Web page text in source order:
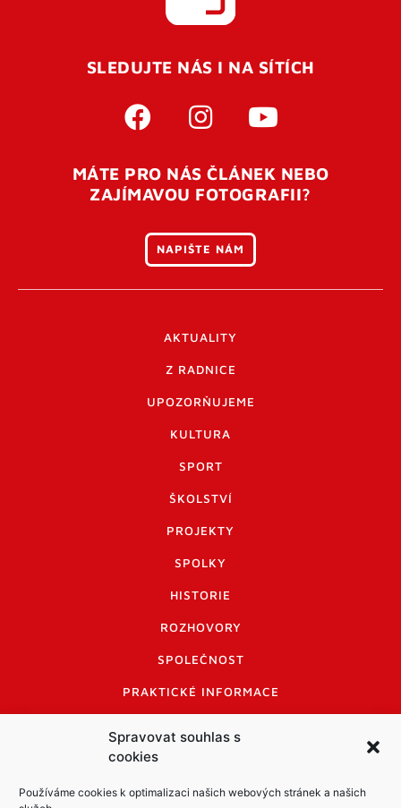
Spravovat souhlas s
cookies
Používáme cookies k optimalizaci našich webových stránek a našich
SLEDUJTE NÁS I NA SÍTÍCH
MÁTE PRO NÁS ČLÁNEK NEBO
ZAJÍMAVOU FOTOGRAFII?
NAPIŠTE NÁM
AKTUALITY
Z RADNICE
UPOZORŇUJEME
KULTURA
SPORT
ŠKOLSTVÍ
PROJEKTY
SPOLKY
HISTORIE
ROZHOVORY
SPOLEČNOST
PRAKTICKÉ INFORMACE
INFORMACE A KODEX DISKUTUJÍCÍCH
LOGO A LOGO MANUÁL